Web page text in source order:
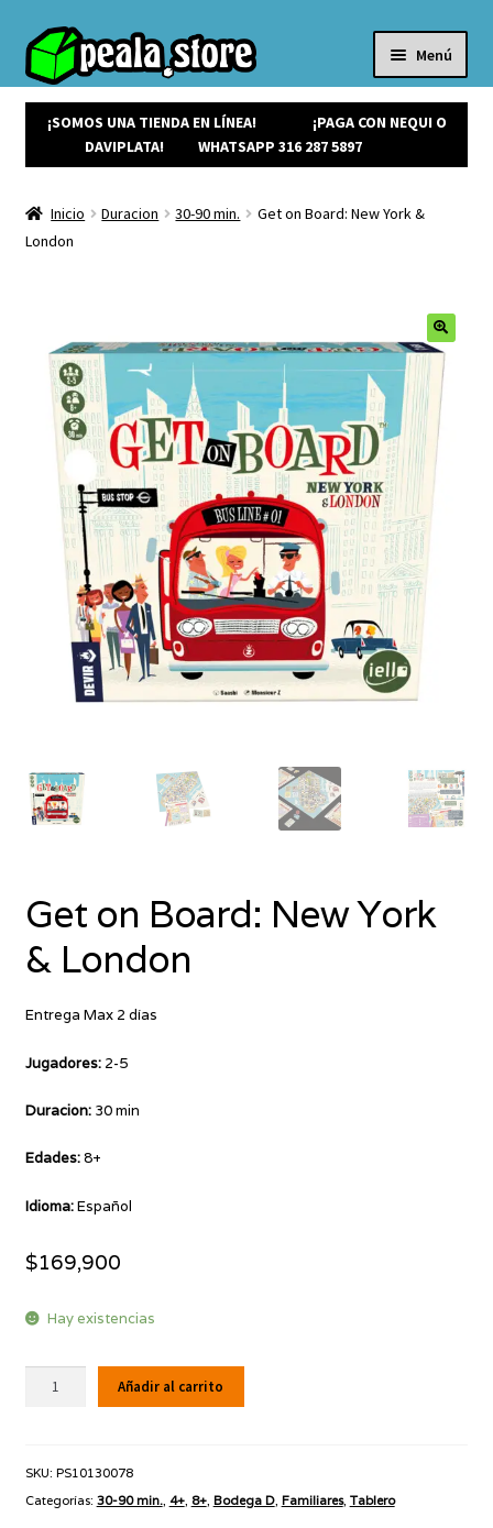
Menú
Productos
¡Ofertas!
¡NUEVOS!
Contacto
¡SOMOS UNA TIENDA EN LÍNEA!
¡PAGA CON NEQUI O
DAVIPLATA!
WHATSAPP 316 287 5897
Inicio Duracion 30-90 min.
Get on Board: New York &
London
Get on Board: New York
& London
Entrega Max 2 días
Jugadores: 2-5
Duracion: 30 min
Edades:8+
Idioma:Español
$169,900
Hay existencias
Añadir al carrito
SKU: PS10130078
Categorías: 30-90 min., 4+, 8+, Bodega D, Familiares, Tablero